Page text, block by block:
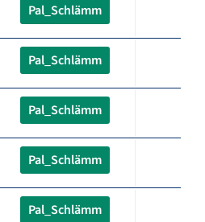
Pal_Schlämm
Pal_Schlämm
Pal_Schlämm
Pal_Schlämm
Pal_Schlämm